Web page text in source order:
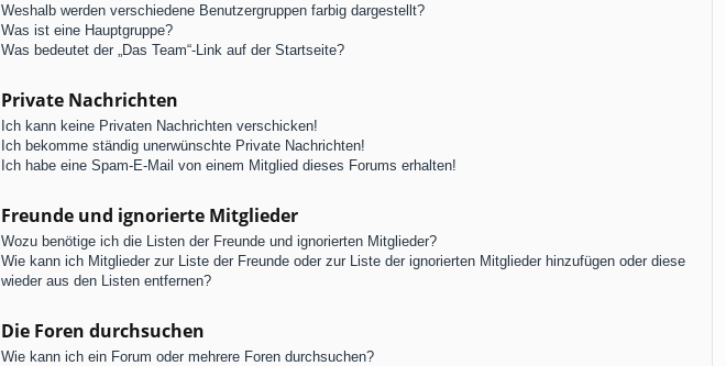
Weshalb werden verschiedene Benutzergruppen farbig dargestellt?
Was ist eine Hauptgruppe?
Was bedeutet der „Das Team“-Link auf der Startseite?
Private Nachrichten
Ich kann keine Privaten Nachrichten verschicken!
Ich bekomme ständig unerwünschte Private Nachrichten!
Ich habe eine Spam-E-Mail von einem Mitglied dieses Forums erhalten!
Freunde und ignorierte Mitglieder
Wozu benötige ich die Listen der Freunde und ignorierten Mitglieder?
Wie kann ich Mitglieder zur Liste der Freunde oder zur Liste der ignorierten Mitglieder hinzufügen oder diese
wieder aus den Listen entfernen?
Die Foren durchsuchen
Wie kann ich ein Forum oder mehrere Foren durchsuchen?